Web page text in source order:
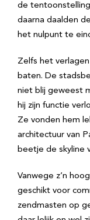
de
daarna daalden
het nulpunt te
Zelfs het
baten. De
niet blij geweest
hij zijn functie
Ze vonden hem
architectuur van
beetje de skyline
Vanwege z’n
geschikt voor
zendmasten op